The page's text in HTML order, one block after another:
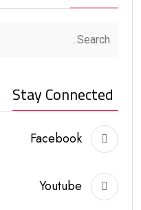
Stay Connected
Facebook
Youtube